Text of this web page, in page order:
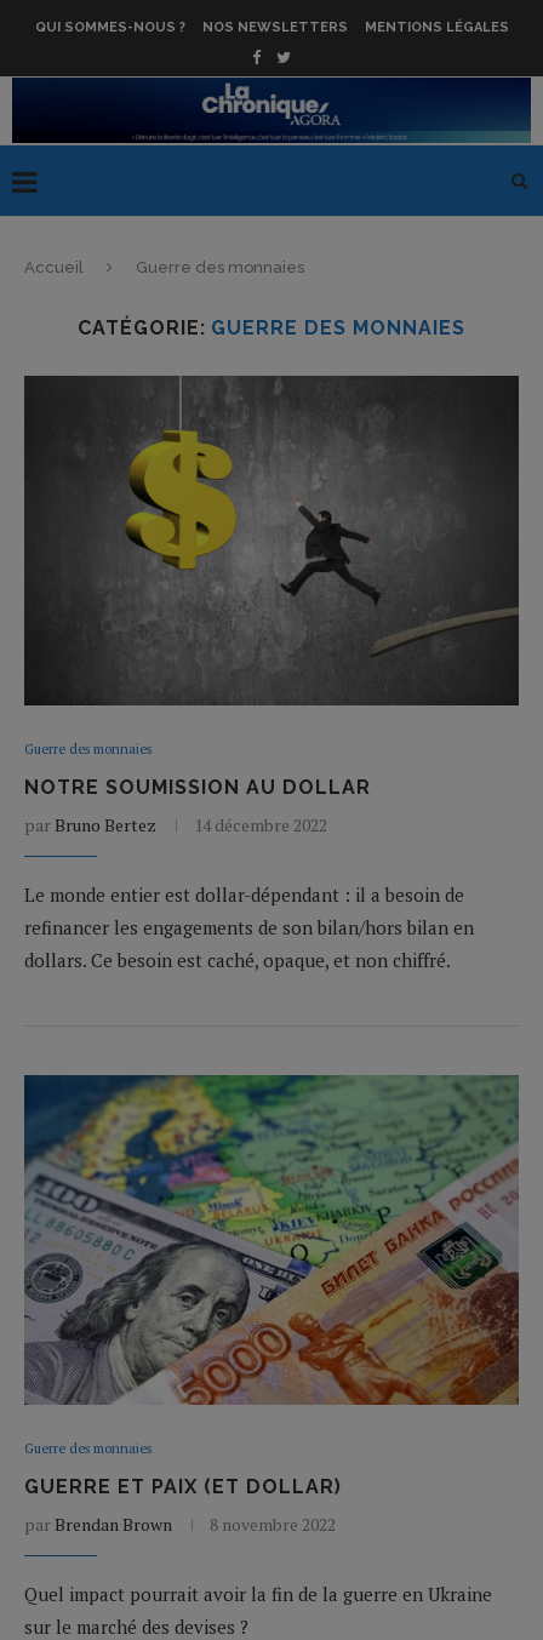
QUI SOMMES-NOUS ? NOS NEWSLETTERS MENTIONS LÉGALES
Accueil Guerre des monnaies
CATÉGORIE: GUERRE DES MONNAIES
Guerre des monnaies
NOTRE SOUMISSION AU DOLLAR
par Bruno Bertez 14 décembre 2022
Le monde entier est dollar-dépendant : il a besoin de
refinancer les engagements de son bilan/hors bilan en
dollars. Ce besoin est caché, opaque, et non chiffré.
Guerre des monnaies
GUERRE ET PAIX (ET DOLLAR)
par Brendan Brown 8 novembre 2022
Quel impact pourrait avoir la fin de la guerre en Ukraine
sur le marché des devises ?